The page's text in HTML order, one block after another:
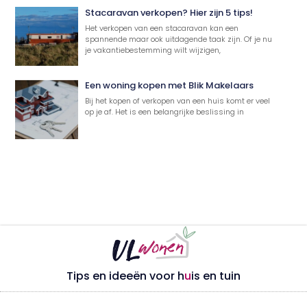
Stacaravan verkopen? Hier zijn 5 tips!
Het verkopen van een stacaravan kan een
spannende maar ook uitdagende taak zijn. Of je nu
je vakantiebestemming wilt wijzigen,
Een woning kopen met Blik Makelaars
Bij het kopen of verkopen van een huis komt er veel
op je af. Het is een belangrijke beslissing in
Tips en ideeën voor huis en tuin